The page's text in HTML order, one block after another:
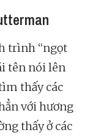
trình “ngọt
tên nói lên
thấy các
với hương
thấy ở các